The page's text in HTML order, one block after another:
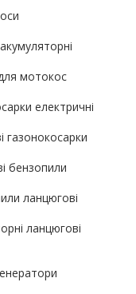
мотокос
електричні
газонокосарки
бензопили
ланцюгові
ланцюгові